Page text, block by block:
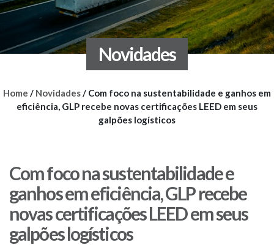
Novidades
Home / Novidades/ Com foco na sustentabilidade e ganhos em
eficiência, GLP recebe novas certificações LEED em seus
galpões logísticos
Com foco na sustentabilidade e
ganhos em eficiência, GLP recebe
novas certificações LEED em seus
galpões logísticos